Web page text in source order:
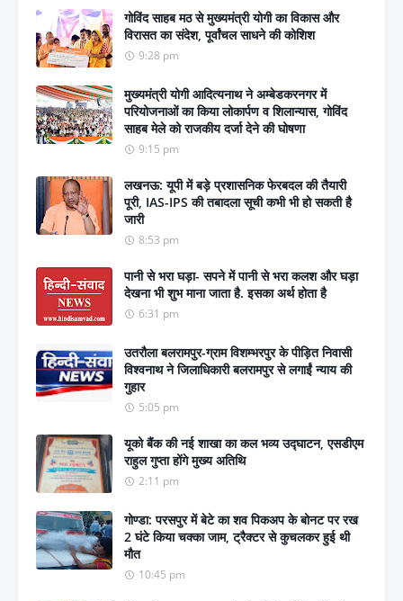
गोविंद साहब मठ से मुख्यमंत्री योगी का विकास और
विरासत का संदेश, पूर्वांचल साधने की कोशिश
9:28 pm
मुख्यमंत्री योगी आदित्यनाथ ने अम्बेडकरनगर में
परियोजनाओं का किया लोकार्पण व शिलान्यास, गोविंद
साहब मेले को राजकीय दर्जा देने की घोषणा
9:15 pm
लखनऊ: यूपी में बड़े प्रशासनिक फेरबदल की तैयारी
पूरी, IAS-IPS की तबादला सूची कभी भी हो सकती है
जारी
8:53 pm
पानी से भरा घड़ा- सपने में पानी से भरा कलश और घड़ा
देखना भी शुभ माना जाता है. इसका अर्थ होता है
6:31 pm
उतरौला बलरामपुर-ग्राम विशम्भरपुर के पीड़ित निवासी
विश्वनाथ ने जिलाधिकारी बलरामपुर से लगाईं न्याय की
गुहार
5:05 pm
यूको बैंक की नई शाखा का कल भव्य उद्घाटन, एसडीएम
राहुल गुप्ता होंगे मुख्य अतिथि
2:11 pm
गोण्डा: परसपुर में बेटे का शव पिकअप के बोनट पर रख
2 घंटे किया चक्का जाम, ट्रैक्टर से कुचलकर हुई थी
मौत
10:45 pm